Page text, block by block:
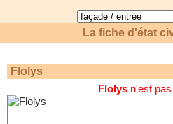
La fiche d'état
Flolys
Flolysn'est pas